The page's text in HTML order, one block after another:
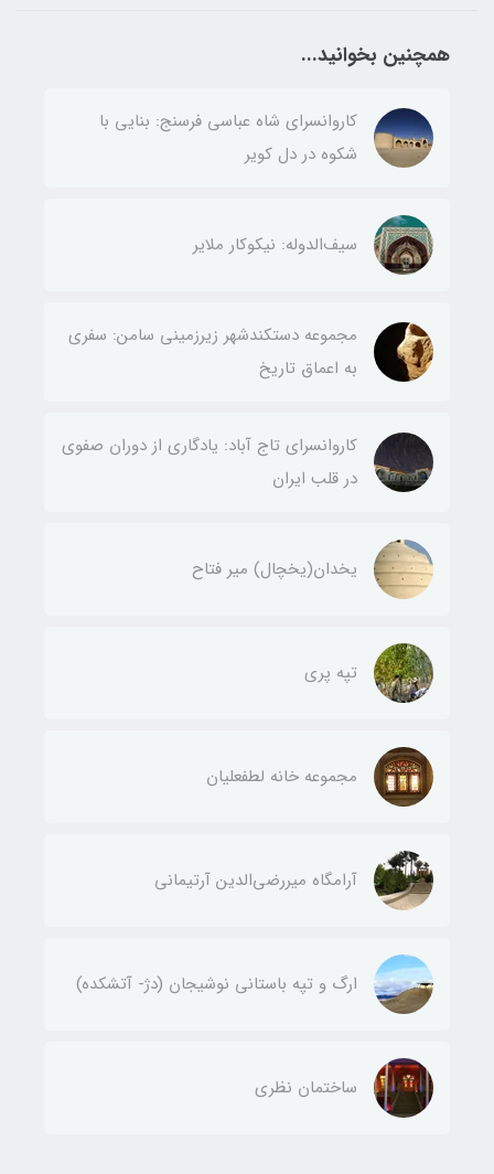
همچنین بخوانید...
کاروانسرای شاه عباسی فرسنج: بنایی با
شکوه در دل کویر
سیف‌الدوله: نیکوکار ملایر
مجموعه دستکندشهر زیرزمینی سامن: سفری
به اعماق تاریخ
کاروانسرای تاج آباد: یادگاری از دوران صفوی
در قلب ایران
یخدان(يخچال) مير فتاح
تپه پری
مجموعه خانه لطفعليان
آرامگاه ميررضي‌الدين آرتيمانی
ارگ و تپه باستاني نوشيجان (دژ- آتشکده)
ساختمان نظری